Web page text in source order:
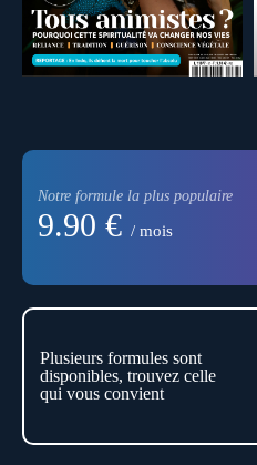
Notre formule la plus populaire
9.90 € / mois
Plusieurs formules sont
disponibles, trouvez celle
qui vous convient